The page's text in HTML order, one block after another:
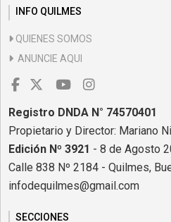
INFO QUILMES
QUIENES SOMOS
ANUNCIE AQUI
Registro DNDA N° 74570401
Propietario y Director: Mariano
Edición Nº 3921 - 8 de Agosto
Calle 838 Nº 2184 - Quilmes,
infodequilmes@gmail.com
SECCIONES